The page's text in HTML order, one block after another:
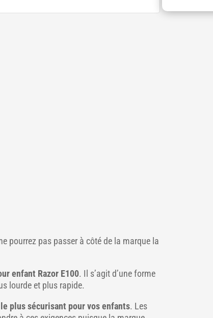
pourrez pas passer à côté de la marque la
enfant Razor E100. Il s’agit d’une forme
lourde et plus rapide.
plus sécurisant pour vos enfants. Les